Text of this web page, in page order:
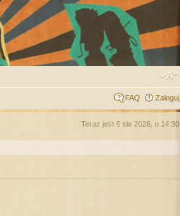
FAQ Zaloguj
Teraz jest 6 sie 2026, o 14:30